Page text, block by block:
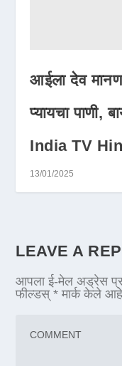
आईला देव
प्यायचा पाणी,
India TV
13/01/2025
LEAVE A
आपला ई-मेल अड्रेस
फील्डस्* मार्क केले